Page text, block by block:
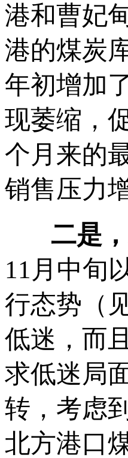
港和曹妃
港的煤炭
年初增加
现萎缩，
个月来的
销售压力
二是，
11月中旬
行态势（
低迷，而
求低迷局
转，考虑
北方港口